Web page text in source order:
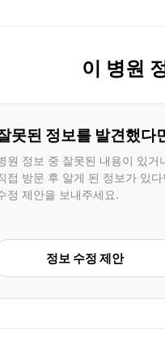
이 병원
못된 정보를 발견했다
원 정보 중 잘못된 내용이 있거
접 방문 후 알게 된 정보가 있다
정 제안을 보내주세요.
정보 수정 제안